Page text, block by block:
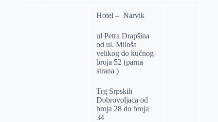
Hotel – Narvik
ul Petra Drapšina
od ul. Miloša
velikog do kućnog
broja 52 (parna
strana )
Trg Srpskih
Dobrovoljaca od
broja 28 do broja
34